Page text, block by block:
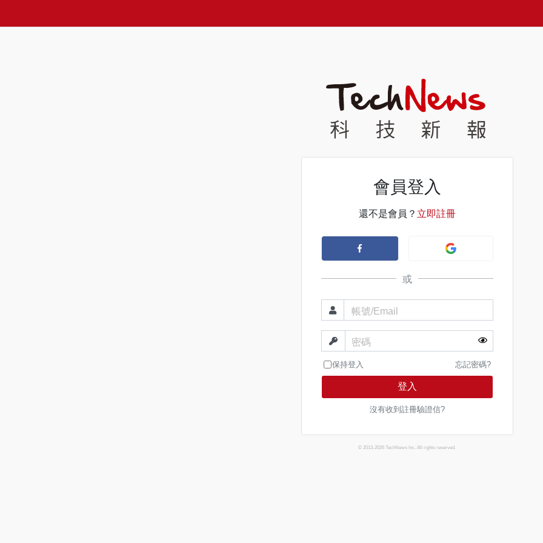
會員登入
還不是會員？ 立即註冊
或
帳號/Email
密碼
保持登入 忘記密碼?
登入
沒有收到註冊驗證信?
© 2013-2026 TechNews Inc. All rights reserved.